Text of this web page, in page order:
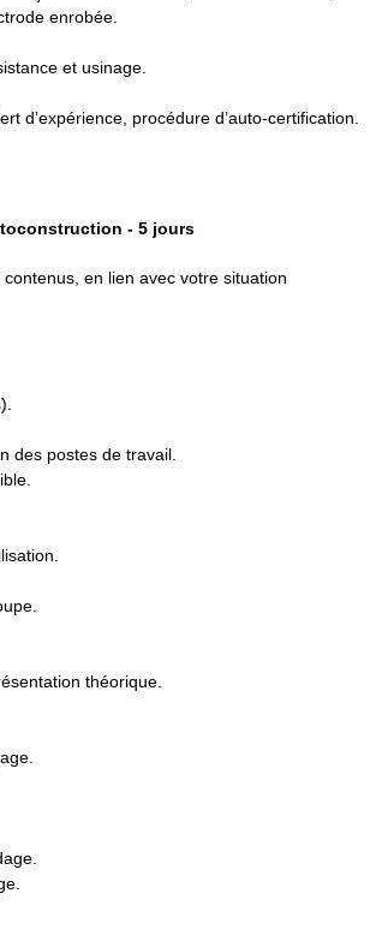
enrobée.
et usinage.
d’expérience, procédure d’auto-certification.
- 5 jours
en lien avec votre situation
des postes de travail.
théorique.